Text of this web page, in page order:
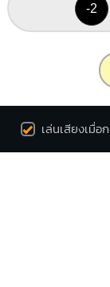
-2
เล่นเสียงเมื่อ